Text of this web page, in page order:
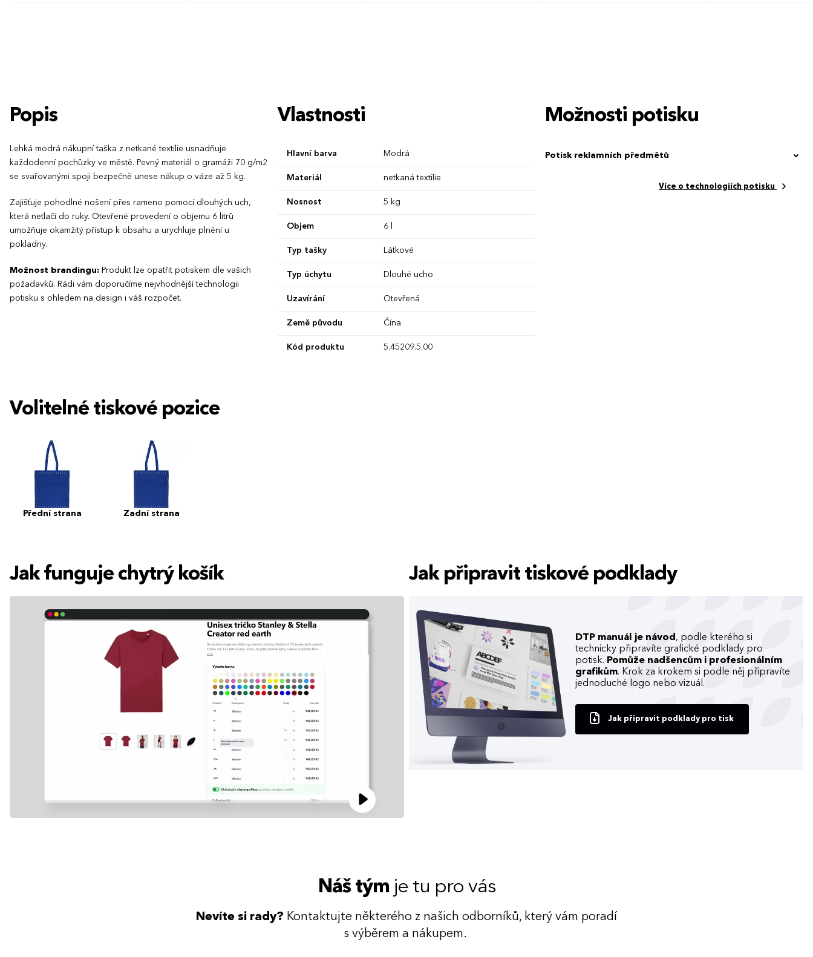
Popis
Lehká modrá nákupní taška z netkané textilie usnadňuje
každodenní pochůzky ve městě. Pevný materiál o gramáži 70 g/m2
se svařovanými spoji bezpečně unese nákup o váze až 5 kg.
Zajišťuje pohodlné nošení přes rameno pomocí dlouhých uch,
která netlačí do ruky. Otevřené provedení o objemu 6 litrů
umožňuje okamžitý přístup k obsahu a urychluje plnění u
pokladny.
Možnost brandingu: Produkt lze opatřit potiskem dle vašich
požadavků. Rádi vám doporučíme nejvhodnější technologii
potisku s ohledem na design i váš rozpočet.
Vlastnosti
Hlavní barva Modrá
Materiál netkaná textilie
Nosnost 5 kg
Objem 6 l
Typ tašky Látkové
Typ úchytu Dlouhé ucho
Uzavírání Otevřená
Země původu Čína
Kód produktu 5.45209.5.00
Možnosti potisku
Potisk reklamních předmětů
Více o technologiích potisku
Volitelné tiskové pozice
Přední strana Zadní strana
Jak funguje chytrý košík Jak připravit tiskové podklady
DTP manuál je návod , podle kterého si
technicky připravíte grafické podklady pro
potisk. Pomůže nadšencům i profesionálním
grafikům. Krok za krokem si podle něj připravíte
jednoduché logo nebo vizuál.
Jak připravit podklady pro tisk
Náš tým je tu pro vás
Nevíte si rady? Kontaktujte některého z našich odborníků, který vám poradí
s výběrem a nákupem.